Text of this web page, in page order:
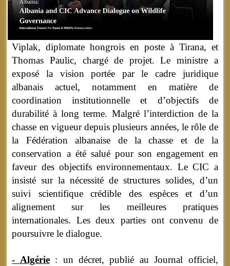
Viplak, diplomate hongrois en poste à Tirana, et
Thomas Paulic, chargé de projet. Le ministre a
exposé la vision portée par le cadre juridique
albanais actuel, notamment en matière de
coordination institutionnelle et d’objectifs de
durabilité à long terme. Malgré l’interdiction de la
chasse en vigueur depuis plusieurs années, le rôle de
la Fédération albanaise de la chasse et de la
conservation a été salué pour son engagement en
faveur des objectifs environnementaux. Le CIC a
insisté sur la nécessité de structures solides, d’un
suivi scientifique crédible des espèces et d’un
alignement sur les meilleures pratiques
internationales. Les deux parties ont convenu de
poursuivre le dialogue.
- Algérie: un décret, publié au Journal officiel,